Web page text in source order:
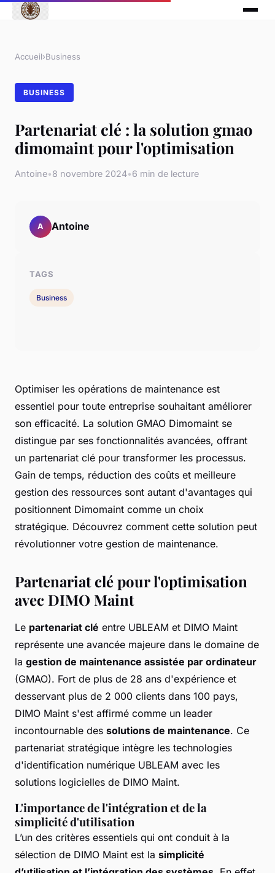
Accueil›Business
BUSINESS
Partenariat clé : la solution gmao
dimomaint pour l'optimisation
Antoine•8 novembre 2024•6 min de lecture
Optimiser les opérations de maintenance est
essentiel pour toute entreprise souhaitant améliorer
son efficacité. La solution GMAO Dimomaint se
distingue par ses fonctionnalités avancées, offrant
un partenariat clé pour transformer les processus.
Gain de temps, réduction des coûts et meilleure
gestion des ressources sont autant d'avantages qui
positionnent Dimomaint comme un choix
stratégique. Découvrez comment cette solution peut
révolutionner votre gestion de maintenance.
Partenariat clé pour l'optimisation
avec DIMO Maint
Le partenariat clé entre UBLEAM et DIMO Maint
représente une avancée majeure dans le domaine de
la gestion de maintenance assistée par ordinateur
(GMAO). Fort de plus de 28 ans d'expérience et
desservant plus de 2 000 clients dans 100 pays,
DIMO Maint s'est affirmé comme un leader
incontournable des solutions de maintenance. Ce
partenariat stratégique intègre les technologies
d'identification numérique UBLEAM avec les
solutions logicielles de DIMO Maint.
L'importance de l'intégration et de la
simplicité d'utilisation
L’un des critères essentiels qui ont conduit à la
sélection de DIMO Maint est la simplicité
A Antoine
TAGS
Business